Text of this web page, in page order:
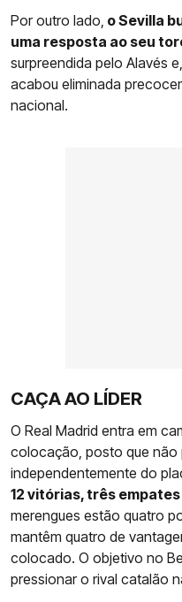
Por outro lado, o Sevilla
uma resposta ao seu
surpreendida pelo Alavés
acabou eliminada
nacional.
CAÇA AO LÍDER
O Real Madrid entra em
colocação, posto que não
independentemente do
12 vitórias, três
merengues estão quatro
mantêm quatro de
colocado. O objetivo no
pressionar o rival catalão